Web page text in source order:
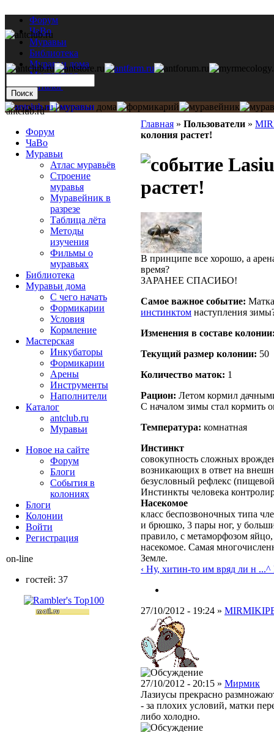
Форум
ЧаВо
Муравьи
Библиотека
Муравьи дома
Мастерская
Каталог
Главная » Пользователи »
колония растет!
растет!
В принципе все хорошо, а
время?
ЗАРАНЕЕ СПАСИБО!
Самое важное событие:
инстинктом наступления
Изменения в составе
Текущий размер кoлонии: 50
Количество маток: 1
Рацион: Летом кормил
С началом зимы стал
Температура: комнатная
Инстинкт
совокупность сложных
возникающих в ответ на
безусловный рефлекс
Инстинкты человека
Насекомое
класс беспозвоночных типа
и брюшко, 3 пары ног, у
правило, с метаморфозом
насекомое. Самая
Земле.
‹ Ну, хитин-то им вряд ли н ...^
27/10/2012 - 19:24 »
27/10/2012 - 20:15 » Мирмик
Лазиусы прекрасно
- за плохих условий, матки
либо холодно.
antclub.ru
Форум
ЧаВо
Муравьи
Атлас муравьёв
Строение
муравья
Муравейник в
разрезе
Таблица лёта
Методы
изучения
Фильмы о
муравьях
Библиотека
Муравьи дома
С чего начать
Формикарии
Условия
Кормление
Мастерская
Инкубаторы
Формикарии
Арены
Инструменты
Наполнители
Каталог
antclub.ru
Муравьи
Новое на сайте
Форум
Блоги
События в
колониях
Блоги
Колонии
Войти
Peгиcтpaция
on-line
гостей: 37